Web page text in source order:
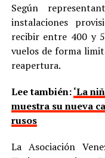
Según
instalaciones
recibir entre 400 y
vuelos de forma
reapertura.
Lee también:‘La
muestra su nueva
rusos
La Asociación